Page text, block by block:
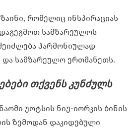
რომელიც ინსპირაციას
სამზარეულოს
ჰარმონიულად
და სამზარეულო ერთმანეთს.
თქვენს კუნძულს
უოტსის ნიუ-იორკის ბინის
ზემოდან დაკიდებული